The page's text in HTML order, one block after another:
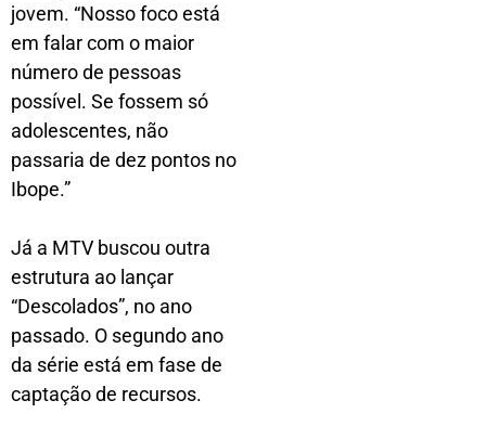
jovem. “Nosso foco está
em falar com o maior
número de pessoas
possível. Se fossem só
adolescentes, não
passaria de dez pontos no
Ibope.”
Já a MTV buscou outra
estrutura ao lançar
“Descolados”, no ano
passado. O segundo ano
da série está em fase de
captação de recursos.